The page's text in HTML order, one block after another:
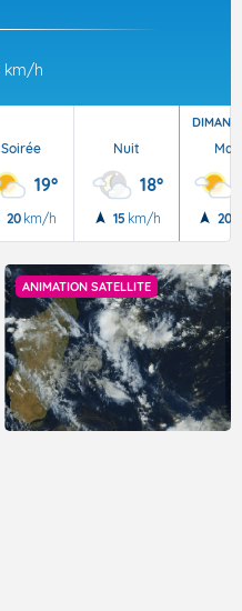
km/h
Soirée
19°
20 km/h
Nuit
18°
15 km/h 20
ANIMATION SATELLITE